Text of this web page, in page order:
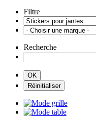
Filtre
Recherche